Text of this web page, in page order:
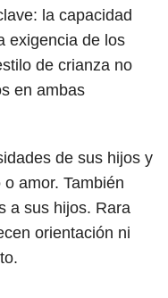
la capacidad
exigencia de los
de crianza no
en ambas
de sus hijos y
amor. También
a sus hijos. Rara
orientación ni